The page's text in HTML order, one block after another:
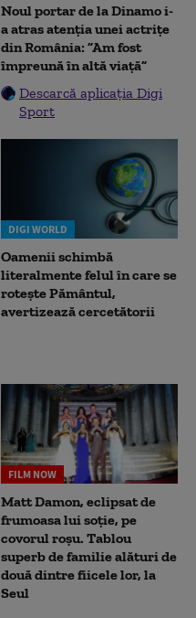
Noul portar de la Dinamo i-
a atras atenția unei actrițe
din România: ”Am fost
împreună în altă viață”
Descarcă aplicația Digi
Sport
DIGI WORLD
Oamenii schimbă
literalmente felul în care se
rotește Pământul,
avertizează cercetătorii
FILM NOW
Matt Damon, eclipsat de
frumoasa lui soție, pe
covorul roșu. Tablou
superb de familie alături de
două dintre fiicele lor, la
Seul